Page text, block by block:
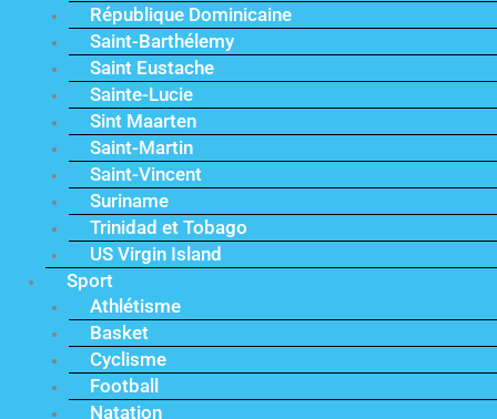
République Dominicaine
Saint-Barthélemy
Saint Eustache
Sainte-Lucie
Sint Maarten
Saint-Martin
Saint-Vincent
Suriname
Trinidad et Tobago
US Virgin Island
Sport
Athlétisme
Basket
Cyclisme
Football
Natation